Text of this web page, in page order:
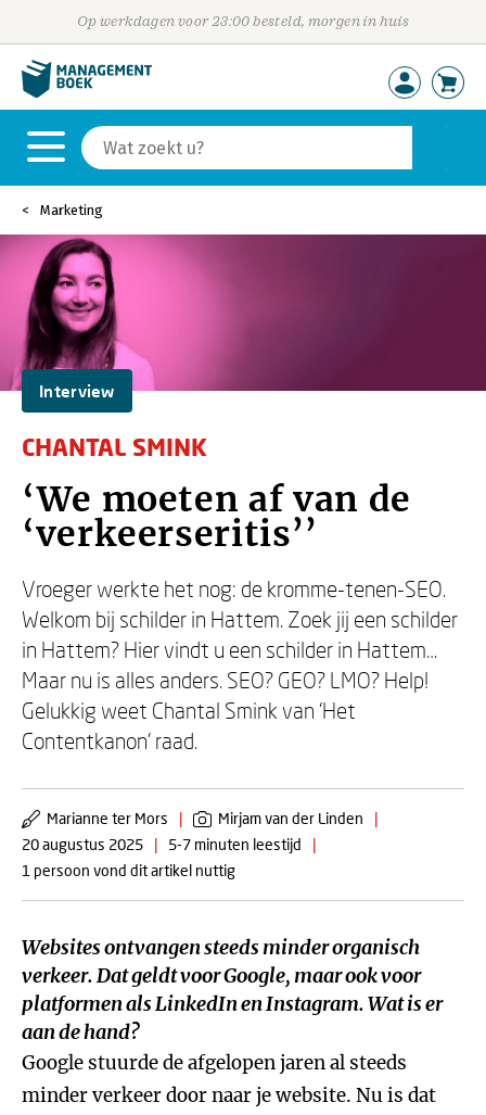
Op werkdagen voor 23:00 besteld, morgen in huis
Marketing
Interview
CHANTAL SMINK
‘We moeten af van de
‘verkeerseritis’’
Vroeger werkte het nog: de kromme-tenen-SEO.
Welkom bij schilder in Hattem. Zoek jij een schilder
in Hattem? Hier vindt u een schilder in Hattem…
Maar nu is alles anders. SEO? GEO? LMO? Help!
Gelukkig weet Chantal Smink van ‘Het
Contentkanon’ raad.
Marianne ter Mors | Mirjam van der Linden
|
20 augustus 2025
| 5-7 minuten leestijd
|
1 persoon vond dit artikel nuttig
Websites ontvangen steeds minder organisch
verkeer. Dat geldt voor Google, maar ook voor
platformen als LinkedIn en Instagram. Wat is er
aan de hand?
Google stuurde de afgelopen jaren al steeds
minder verkeer door naar je website. Nu is dat